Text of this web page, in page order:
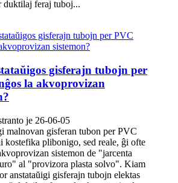
duktilaj feraj tuboj...
gisferajn tubojn per
la akvoprovizan
je 26-06-05
malnovan gisferan tubon per PVC
kostefika plibonigo, sed reale, ĝi ofte
sistemon de "jarcenta
al "provizora plasta solvo". Kiam
anstataŭigi gisferajn tubojn elektas